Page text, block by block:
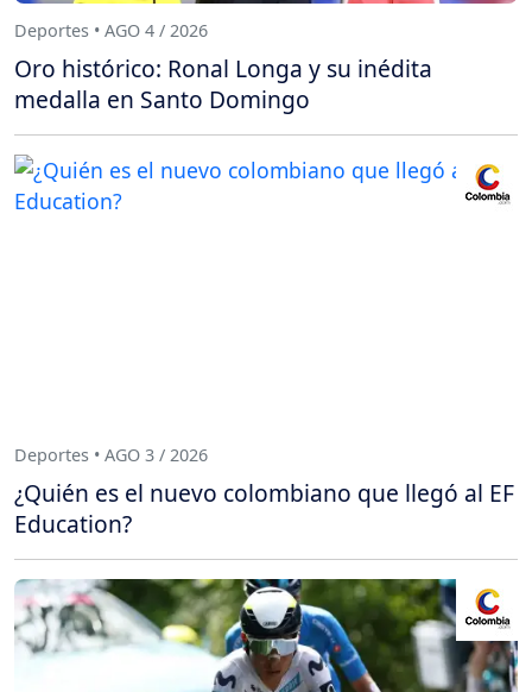
Deportes • AGO 4 / 2026
Oro histórico: Ronal Longa y su inédita
medalla en Santo Domingo
Deportes • AGO 3 / 2026
¿Quién es el nuevo colombiano que llegó al EF
Education?